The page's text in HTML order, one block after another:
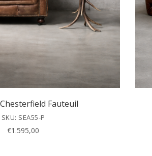
Fauteuil
SKU: SEA55-P
€1.595,00